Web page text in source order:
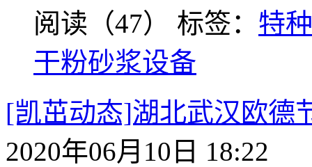
阅读（47） 标签： 特
干粉砂浆设备
[凯茁动态]湖北武汉欧德
2020年06月10日 18:22